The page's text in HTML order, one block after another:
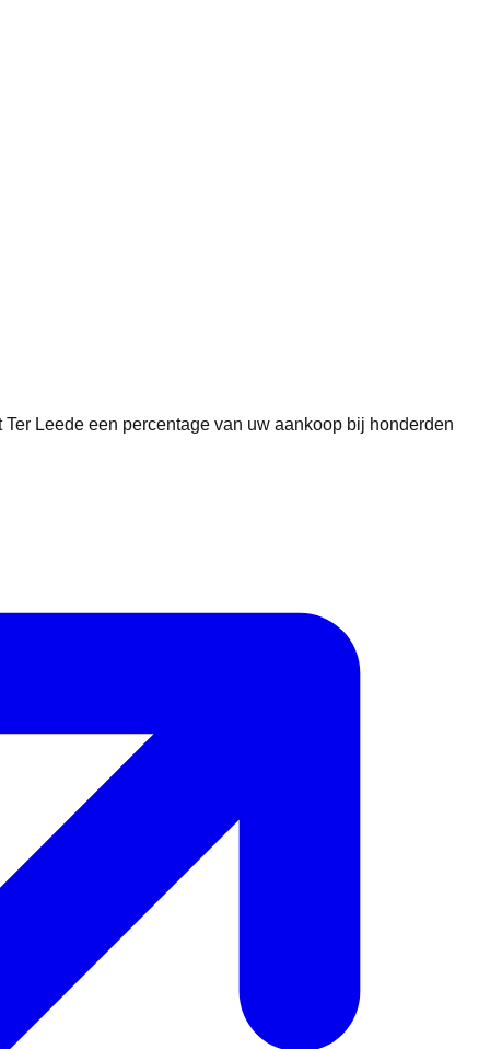
Leede een percentage van uw aankoop bij honderden